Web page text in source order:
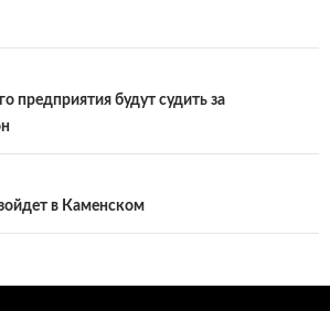
предприятия будут судить за
в Каменском